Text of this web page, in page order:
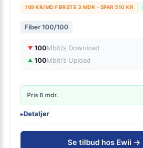
169 KR/MD FØRSTE 3 MDR - SPAR 510 KR
Fiber 100/100
▼ 100Mbit/s Download
▲ 100Mbit/s Upload
Pris 6 mdr.
▸Detaljer
Se tilbud hos Ewii →